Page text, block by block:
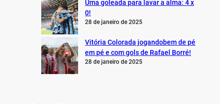
0!
28 de janeiro de 2025
em pé e com gols de Rafael Borré!
28 de janeiro de 2025